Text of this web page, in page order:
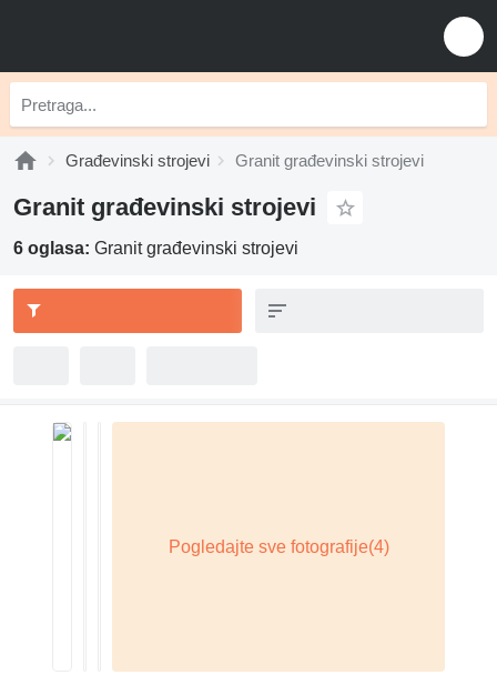
Građevinski strojevi Granit građevinski strojevi
Granit građevinski strojevi
6 oglasa: Granit građevinski strojevi